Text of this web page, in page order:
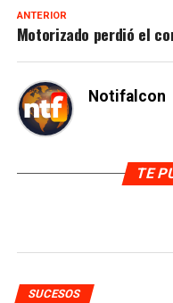
ANTERIOR
Motorizado perdió el
Notifalcon
TE
SUCESOS